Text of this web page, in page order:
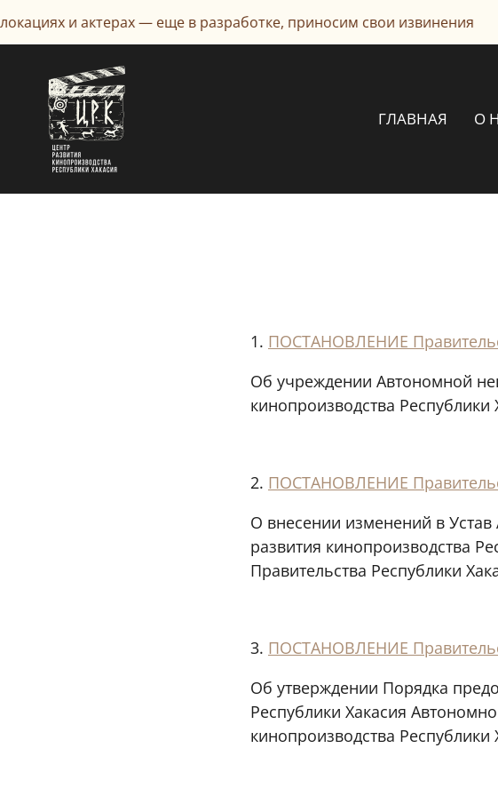
ГЛАВНАЯ О
1. ПОСТАНОВЛЕНИЕ
Об учреждении Автономной
кинопроизводства Республики
2. ПОСТАНОВЛЕНИЕ
О внесении изменений в
развития кинопроизводства
Правительства Республики
3. ПОСТАНОВЛЕНИЕ
Об утверждении Порядка
Республики Хакасия
кинопроизводства Республики
и актерах — еще в разработке, приносим свои извинения